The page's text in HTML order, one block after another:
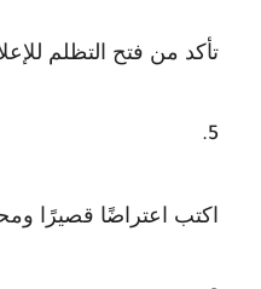
تأكد من فتح التظلم
اكتب اعتراضًا قصيرًا